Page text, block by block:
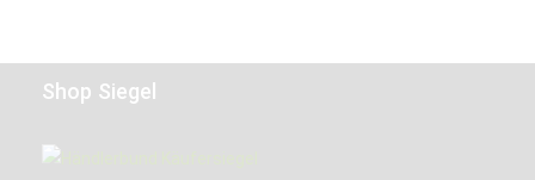
Shop Siegel